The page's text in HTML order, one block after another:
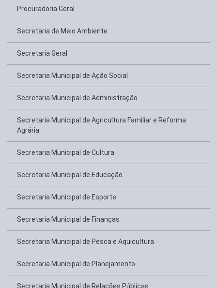
Procuradoria Geral
Secretaria de Meio Ambiente
Secretaria Geral
Secretaria Municipal de Ação Social
Secretaria Municipal de Administração
Secretaria Municipal de Agricultura Familiar e Reforma
Agrária
Secretaria Municipal de Cultura
Secretaria Municipal de Educação
Secretaria Municipal de Esporte
Secretaria Municipal de Finanças
Secretaria Municipal de Pesca e Aquicultura
Secretaria Municipal de Planejamento
Secretaria Municipal de Relações Públicas